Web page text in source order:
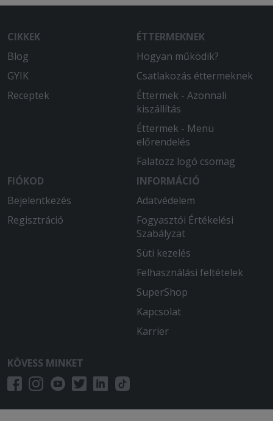
CIKKEK
Blog
GYIK
Receptek
ÉTTERMEKNEK
Hogyan működik?
Csatlakozás éttermeknek
Éttermek - Azonnali
kiszállítás
Éttermek - Menü
előrendelés
Falatozz logó csomag
FIÓKOD
Bejelentkezés
Regisztráció
INFORMÁCIÓ
Adatvédelem
Fogyasztói Értékelési
Szabályzat
Süti kezelés
Felhasználási feltételek
SuperShop
Kapcsolat
Karrier
KÖVESS MINKET